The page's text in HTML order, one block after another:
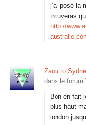
j’ai posé la
trouveras
http://
Zaou to
dans le forum
Bon en fait
plus haut
london